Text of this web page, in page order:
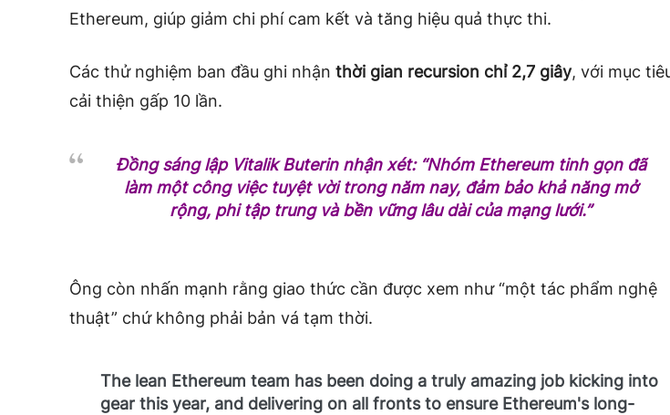
Ethereum, giúp giảm chi phí cam kết và tăng hiệu quả thực thi.
Các thử nghiệm ban đầu ghi nhận thời gian recursion chỉ 2,7 giây, với mục
cải thiện gấp 10 lần.
Đồng sáng lập Vitalik Buterin nhận xét: “Nhóm Ethereum tinh gọn đã
làm một công việc tuyệt vời trong năm nay, đảm bảo khả năng mở
rộng, phi tập trung và bền vững lâu dài của mạng lưới.”
Ông còn nhấn mạnh rằng giao thức cần được xem như “một tác phẩm nghệ
thuật” chứ không phải bản vá tạm thời.
The lean Ethereum team has been doing a truly amazing job kicking into
gear this year, and delivering on all fronts to ensure Ethereum's long-